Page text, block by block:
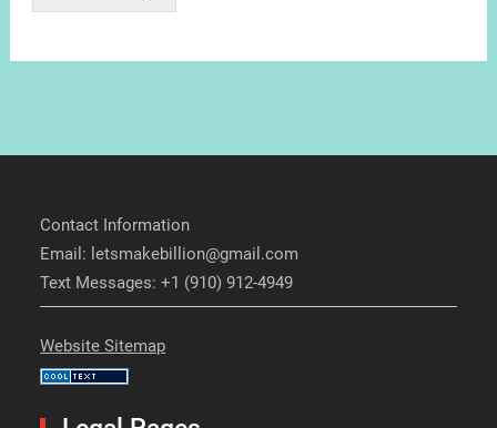
Contact Information
Email: letsmakebillion@gmail.com
Text Messages: +1 (910) 912-4949
Website Sitemap